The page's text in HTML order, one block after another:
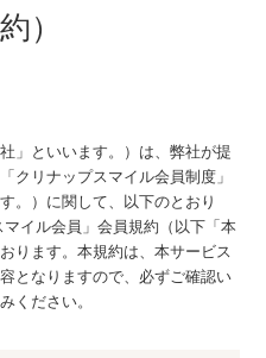
）
」といいます。）は、弊社が提
クリナップスマイル会員制度」
。）に関して、以下のとおり
イル会員」会員規約（以下「本
ります。本規約は、本サービス
となりますので、必ずご確認い
ください。